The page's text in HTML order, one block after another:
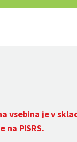
vsebina je v
na PISRS.